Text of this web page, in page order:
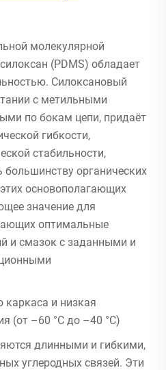
молекулярной
(PDMS) обладает
Силоксановый
с метильными
по бокам цепи, придаёт
гибкости,
стабильности,
большинству органических
основополагающих
значение для
оптимальные
и смазок с заданными и
каркаса и низкая
(от –60 °C до –40 °C)
длинными и гибкими,
углеродных связей. Эти